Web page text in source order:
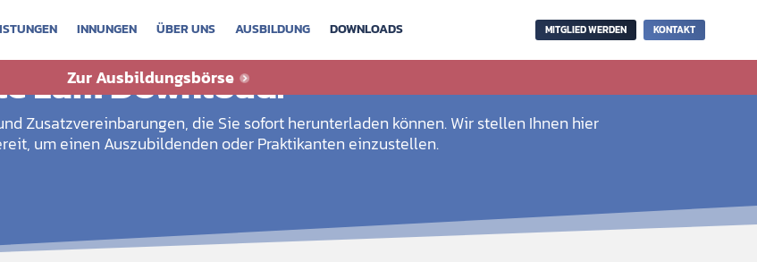
INNUNGEN ÜBER UNS AUSBILDUNG DOWNLOADS MITGLIED WERDEN KONTAKT
Zur Ausbildungsbörse
zum Download.
Zusatzvereinbarungen, die Sie sofort herunterladen können. Wir stellen Ihnen hier
um einen Auszubildenden oder Praktikanten einzustellen.